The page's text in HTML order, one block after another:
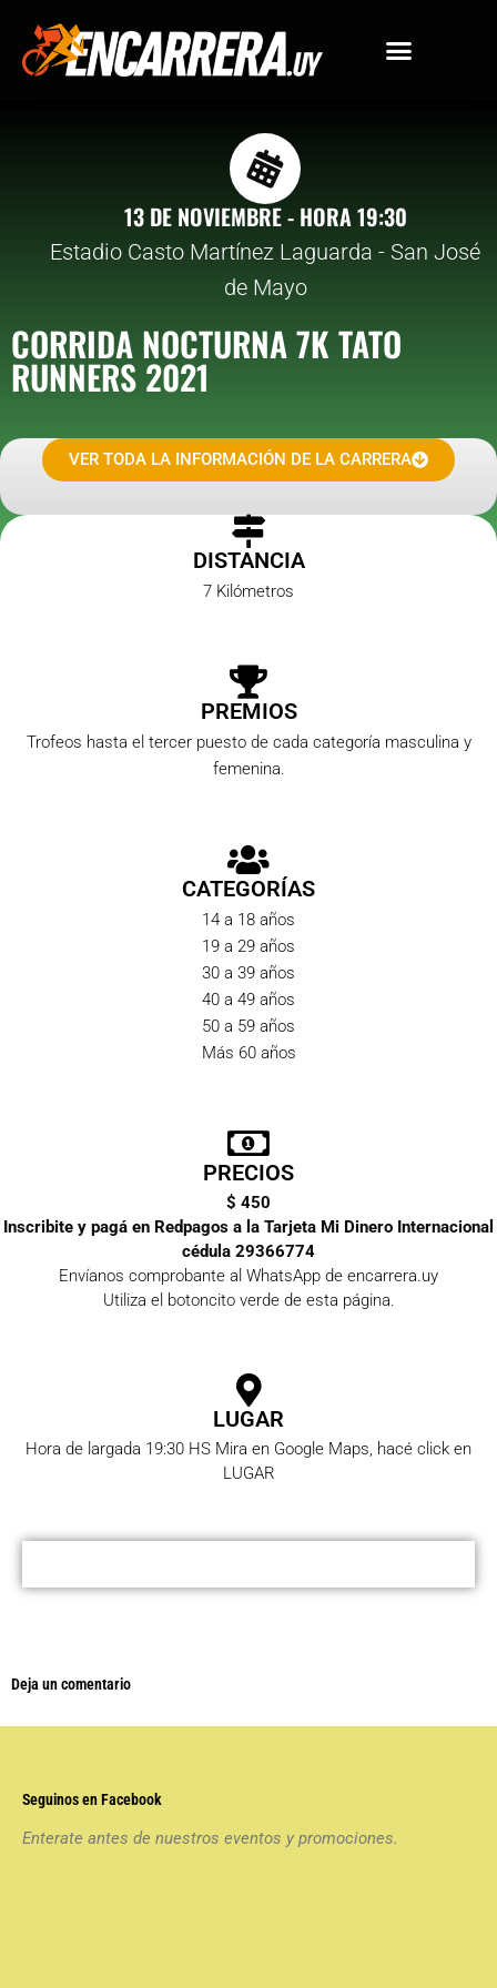
contenido
13 DE NOVIEMBRE - HORA 19:30
Estadio Casto Martínez Laguarda - San José
de Mayo
CORRIDA NOCTURNA 7K TATO
RUNNERS 2021
VER TODA LA INFORMACIÓN DE LA CARRERA
DISTANCIA
7 Kilómetros
PREMIOS
Trofeos hasta el tercer puesto de cada categoría masculina y
femenina.
CATEGORÍAS
14 a 18 años
19 a 29 años
30 a 39 años
40 a 49 años
50 a 59 años
Más 60 años
PRECIOS
$ 450
Inscribite y pagá en Redpagos a la Tarjeta Mi Dinero Internacional
cédula 29366774
Envíanos comprobante al WhatsApp de encarrera.uy
Utiliza el botoncito verde de esta página.
LUGAR
Hora de largada 19:30 HS Mira en Google Maps, hacé click en
LUGAR
Deja un comentario
Seguinos en Facebook
Enterate antes de nuestros eventos y promociones.